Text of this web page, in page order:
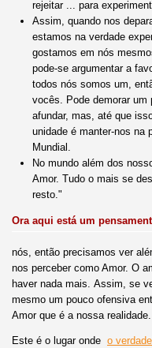
rejeitar ... para
Assim, quando nos
estamos na verdade
gostamos em nós
pode-se argumentar a
todos nós somos um,
vocês. Pode demorar
afundar, mas, até que
unidade é manter-nos na
Mundial.
No mundo além dos
Amor. Tudo o mais se
resto."
Ora aqui está um
nós, então precisamos ver
nos perceber como Amor. O
haver nada mais. Assim, se
mesmo um pouco ofensiva
Amor que é a nossa realidade.
Este é o lugar onde o